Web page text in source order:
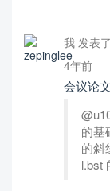
我 发表
4年前
会议论
的基
的斜
l.bst